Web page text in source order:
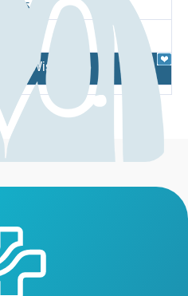
στο Wishlist